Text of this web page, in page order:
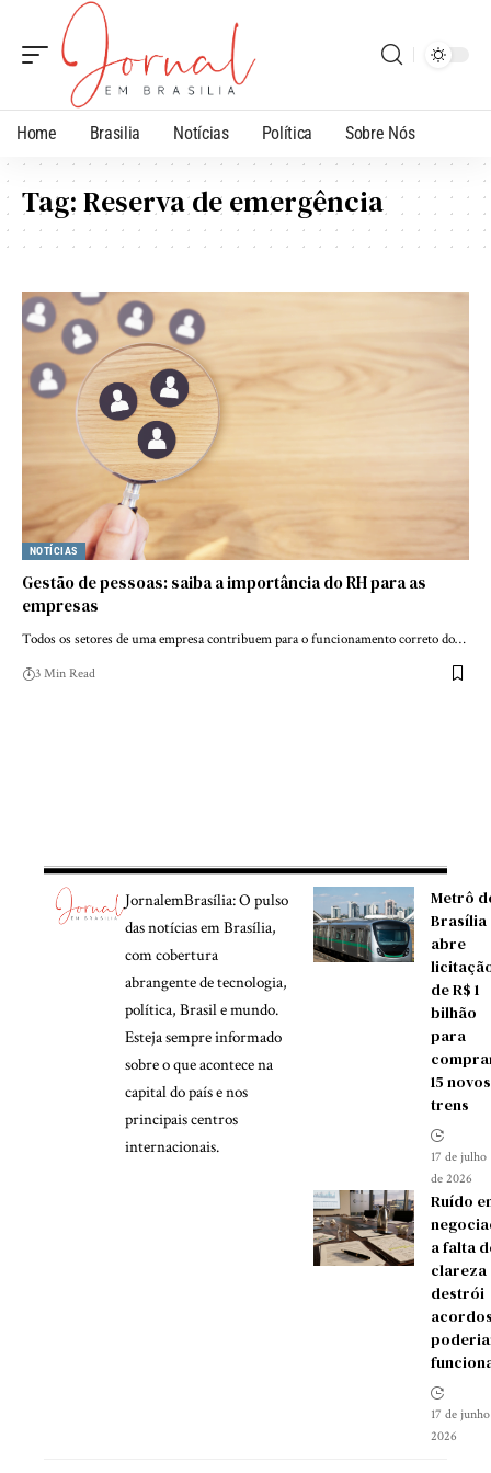
Home Brasilia Notícias Política Sobre Nós
Tag:Reserva de emergência
NOTÍCIAS
Gestão de pessoas: saiba a importância do RH para as
empresas
Todos os setores de uma empresa contribuem para o funcionamento correto do…
3 Min Read
JornalemBrasília: O pulso
das notícias em Brasília,
com cobertura
abrangente de tecnologia,
política, Brasil e mundo.
Esteja sempre informado
sobre o que acontece na
capital do país e nos
principais centros
internacionais.
Metrô
Brasília
abre
de R$ 1
bilhão
para
15 novos
trens
17 de julho
de 2026
Ruído
a falta
clareza
destrói
17 de
2026